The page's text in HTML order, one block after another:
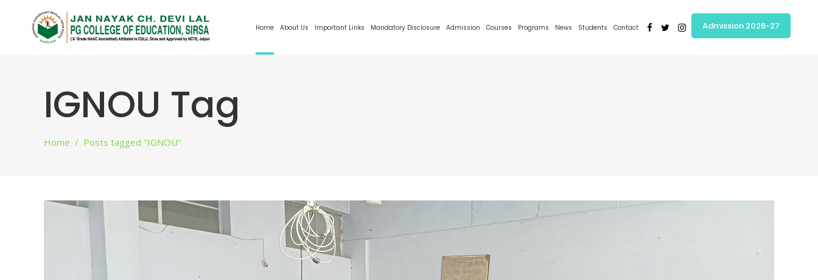
Home About Us Important Links Mandatory Disclosure Admission Courses Programs News Students Contact Admission 2026-27
IGNOU Tag
Home / Posts tagged "IGNOU"